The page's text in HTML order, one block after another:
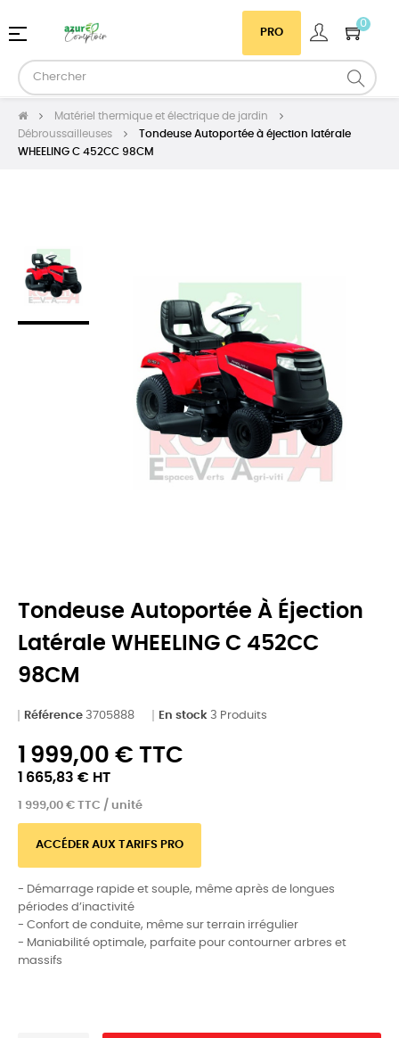
PRO
0
Basculer
navigation
☰
Matériel thermique et électrique de jardin
Débroussailleuses
Tondeuse Autoportée à éjection latérale
WHEELING C 452CC 98CM
Tondeuse Autoportée À Éjection
Latérale WHEELING C 452CC
98CM
Référence 3705888 En stock 3 Produits
1 999,00 € TTC
1 665,83 € HT
1 999,00 € TTC / unité
ACCÉDER AUX TARIFS PRO
- Démarrage rapide et souple, même après de longues
périodes d’inactivité
- Confort de conduite, même sur terrain irrégulier
- Maniabilité optimale, parfaite pour contourner arbres et
massifs